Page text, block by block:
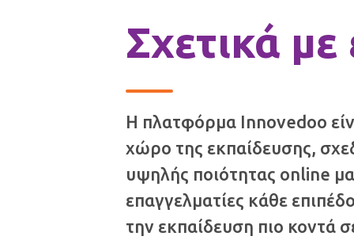
Σχετικά με
Η πλατφόρμα Innovedoo
χώρο της εκπαίδευσης,
υψηλής ποιότητας online
επαγγελματίες κάθε
την εκπαίδευση πιο κοντά